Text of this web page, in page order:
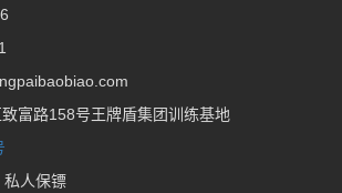
富路158号王牌盾集团训练基地
私人保镖